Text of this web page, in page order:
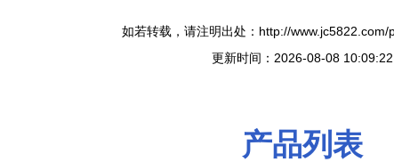
如若转载，请注明出处：http://
更新时间：2026-08-08 10:09:22
产品列表